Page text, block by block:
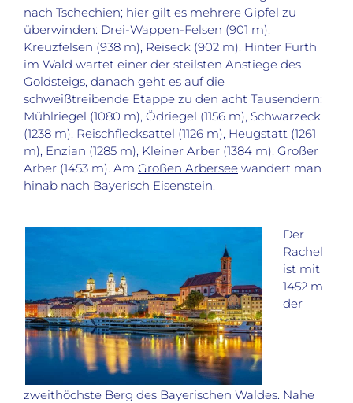
nach Tschechien; hier gilt es mehrere Gipfel zu
überwinden: Drei-Wappen-Felsen (901 m),
Kreuzfelsen (938 m), Reiseck (902 m). Hinter Furth
im Wald wartet einer der steilsten Anstiege des
Goldsteigs, danach geht es auf die
schweißtreibende Etappe zu den acht Tausendern:
Mühlriegel (1080 m), Ödriegel (1156 m), Schwarzeck
(1238 m), Reischflecksattel (1126 m), Heugstatt (1261
m), Enzian (1285 m), Kleiner Arber (1384 m), Großer
Arber (1453 m). Am Großen Arbersee wandert man
hinab nach Bayerisch Eisenstein.
Der
Rachel
ist mit
1452 m
der
zweithöchste Berg des Bayerischen Waldes. Nahe